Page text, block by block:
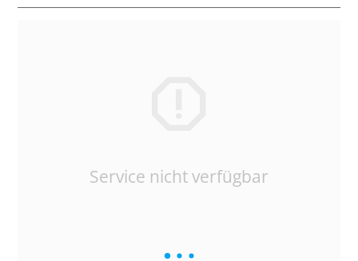
Service nicht verfügbar